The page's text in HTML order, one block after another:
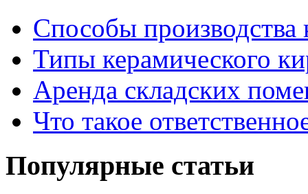
Способы производства
Типы керамического
Аренда складских
Что такое
Популярные статьи